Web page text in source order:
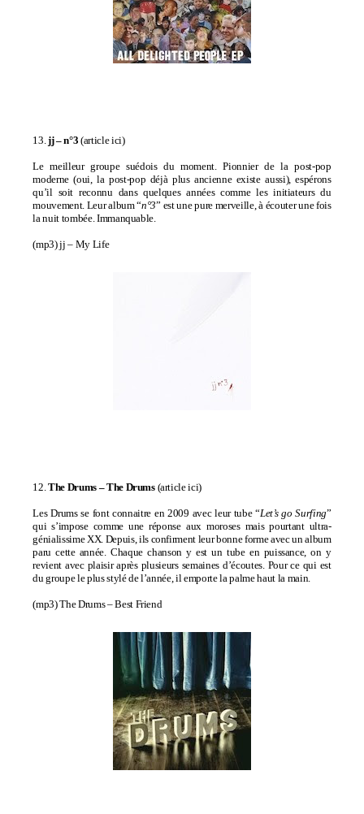
13.jj – n°3 (article ici)
Le meilleur groupe suédois du moment. Pionnier de la post-pop
moderne (oui, la post-pop déjà plus ancienne existe aussi), espérons
qu’il soit reconnu dans quelques années comme les initiateurs du
mouvement. Leur album “n°3” est une pure merveille, à écouter une fois
la nuit tombée. Immanquable.
(mp3)jj – My Life
12.The Drums – The Drums (article ici)
Les Drums se font connaitre en 2009 avec leur tube “Let’s go Surfing”
qui s’impose comme une réponse aux moroses mais pourtant ultra-
génialissime XX. Depuis, ils confirment leur bonne forme avec un album
paru cette année. Chaque chanson y est un tube en puissance, on y
revient avec plaisir après plusieurs semaines d’écoutes. Pour ce qui est
du groupe le plus stylé de l’année, il emporte la palme haut la main.
(mp3)The Drums – Best Friend